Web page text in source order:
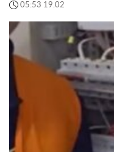
05:53 19.02